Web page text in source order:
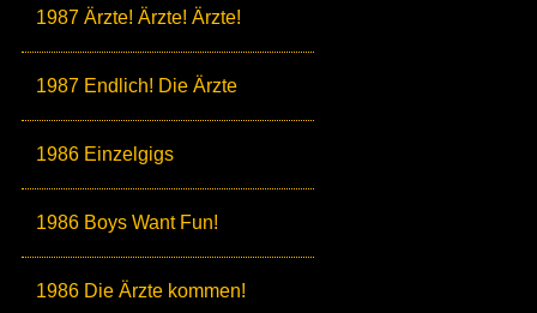
1987 Ärzte! Ärzte! Ärzte!
1987 Endlich! Die Ärzte
1986 Einzelgigs
1986 Boys Want Fun!
1986 Die Ärzte kommen!